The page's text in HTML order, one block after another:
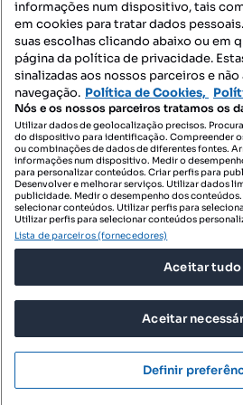
Mapa do Site
Contacte-nos
SIGA-NOS:
DESCARREGAR
© 2026 Imovirtual.com, OLX
TERMOS DE
POLÍTICA DE
CONFIGURAÇÕES DE
informações num dispositivo, tais
em cookies para tratar dados
suas escolhas clicando abaixo ou em
página da política de privacidade.
sinalizadas aos nossos parceiros e
navegação. Política de Cookies,
Nós e os nossos parceiros tratamos os
Utilizar dados de geolocalização precisos.
do dispositivo para identificação. Compreender
ou combinações de dados de diferentes fontes.
informações num dispositivo. Medir o
para personalizar conteúdos. Criar perfis para
Desenvolver e melhorar serviços. Utilizar dados
publicidade. Medir o desempenho dos
selecionar conteúdos. Utilizar perfis para
Utilizar perfis para selecionar conteúdos
Lista de parceiros (fornecedores)
Aceitar tudo
Aceitar
Definir